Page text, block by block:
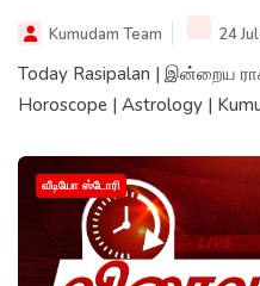
Kumudam Team 24
Today Rasipalan | இன்றைய
Horoscope | Astrology |
வீடியோ ஸ்டோரி